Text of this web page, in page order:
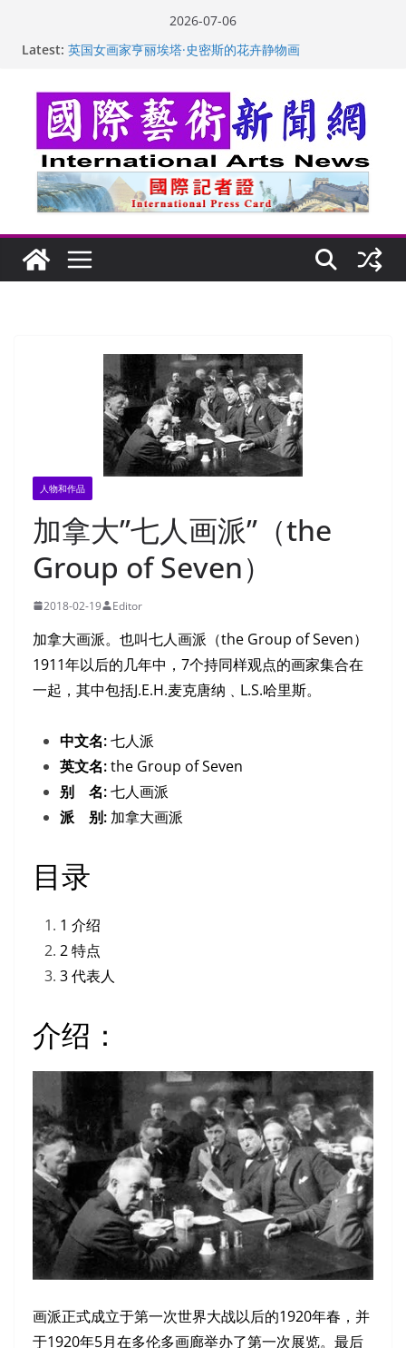
2026-07-06
Latest: “梵心”归处：一场展览 连着攀枝花的千里乡愁
美国人
玛丽安娜·卡拉切娃的绘画：幽默和难以言喻的快乐
苏方 ：“字”得其乐
人物和作品
加拿大”七人画派”（the
Group of Seven）
2018-02-19 Editor
加拿大画派。也叫七人画派（the Group of Seven）
1911年以后的几年中，7个持同样观点的画家集合在
一起，其中包括J.E.H.麦克唐纳﹑L.S.哈里斯。
中文名:七人派
英文名:the Group of Seven
别 名:七人画派
派 别: 加拿大画派
目录
1 介绍
2特点
3代表人
介绍：
画派正式成立于第一次世界大战以后的1920年春，并
于1920年5月在多伦多画廊举办了第一次展览。最后